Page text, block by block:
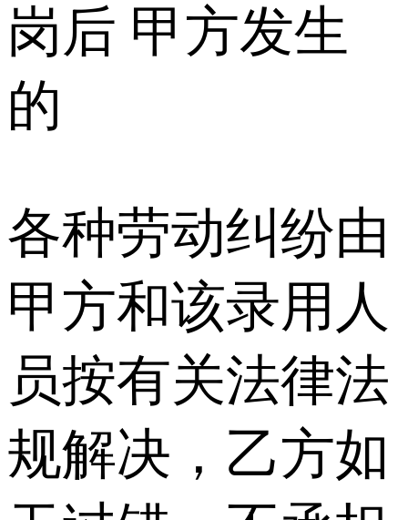
岗后 甲方发生
的
各种劳动纠纷由
甲方和该录用人
员按有关法律法
规解决，乙方如